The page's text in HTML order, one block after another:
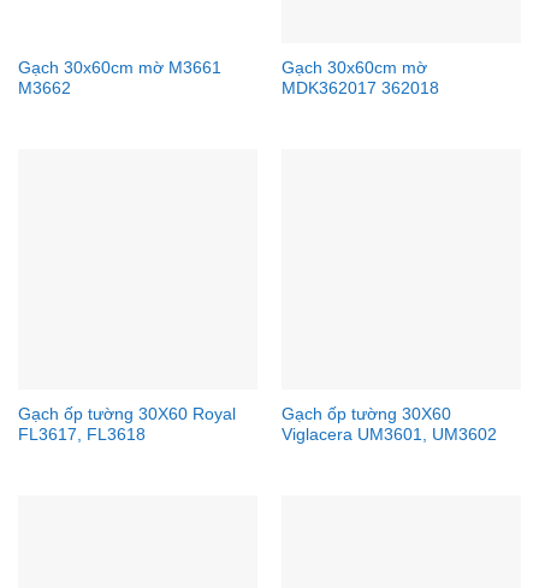
Gạch 30x60cm mờ M3661
M3662
Gạch 30x60cm mờ
MDK362017 362018
Gạch ốp tường 30X60 Royal
FL3617, FL3618
Gạch ốp tường 30X60
Viglacera UM3601, UM3602